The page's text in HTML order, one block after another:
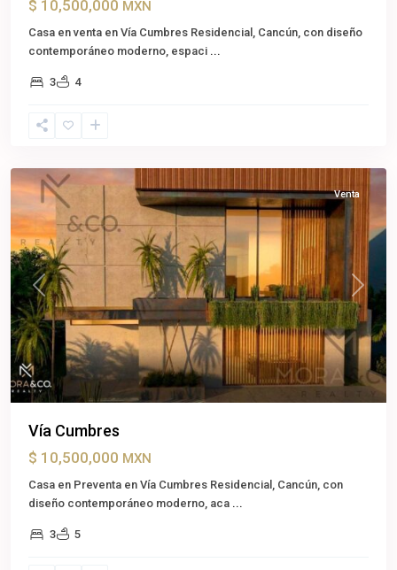
$ 10,500,000 MXN
Casa en venta en Vía Cumbres Residencial, Cancún, con diseño
contemporáneo moderno, espaci ...
3 4
Benito
Previous Next
Venta
Vía Cumbres
$ 10,500,000 MXN
Casa en Preventa en Vía Cumbres Residencial, Cancún, con
diseño contemporáneo moderno, aca ...
3 5